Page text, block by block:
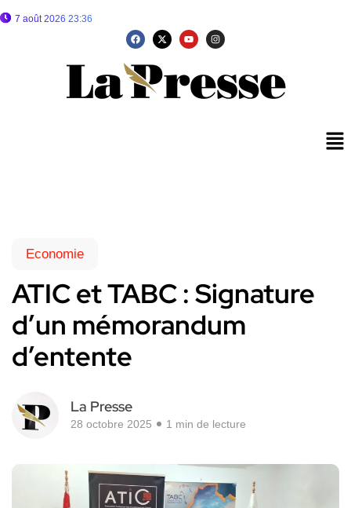
7 août 2026 23:36
Economie
ATIC et TABC : Signature
d’un mémorandum
d’entente
La Presse
28 octobre 2025 1 min de lecture